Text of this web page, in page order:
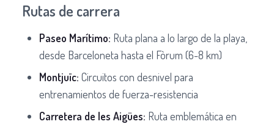
Rutas de carrera
Paseo Marítimo: Ruta plana a lo largo de la playa,
desde Barceloneta hasta el Fòrum (6-8 km)
Montjuïc: Circuitos con desnivel para
entrenamientos de fuerza-resistencia
Carretera de les Aigües: Ruta emblemática en